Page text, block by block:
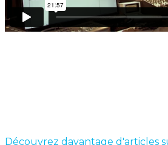
Découvrez davantage d'articles